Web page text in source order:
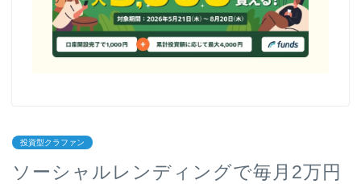
投資型クラファン
ソーシャルレンディングで毎月2万円